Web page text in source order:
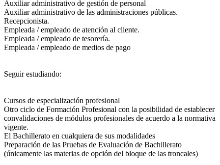
Auxiliar administrativo de gestión de personal
Auxiliar administrativo de las administraciones públicas.
Recepcionista.
Empleada / empleado de atención al cliente.
Empleada / empleado de tesorería.
Empleada / empleado de medios de pago
Seguir estudiando:
Cursos de especialización profesional
Otro ciclo de Formación Profesional con la posibilidad de establecer
convalidaciones de módulos profesionales de acuerdo a la normativa
vigente.
El Bachillerato en cualquiera de sus modalidades
Preparación de las Pruebas de Evaluación de Bachillerato
(únicamente las materias de opción del bloque de las troncales)